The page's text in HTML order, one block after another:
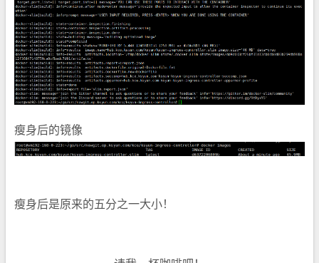
瘦身后的镜像
瘦身后是原来的五分之一大小！